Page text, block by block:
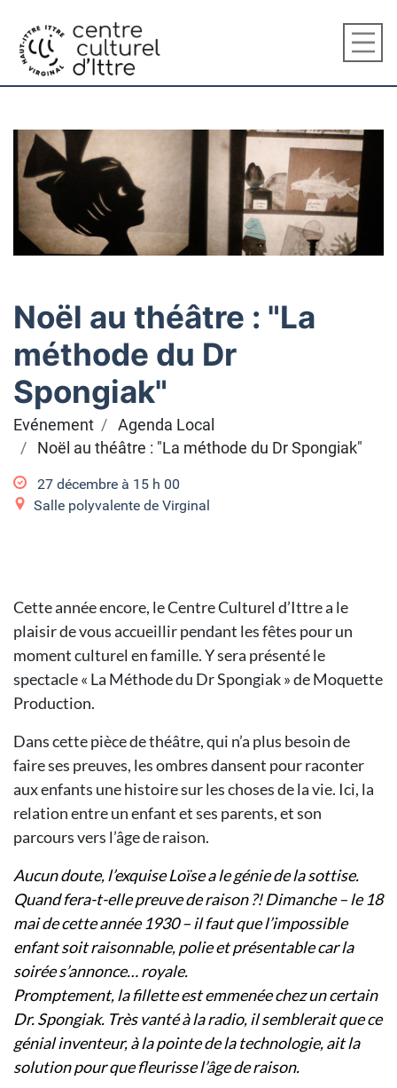
Noël au théâtre : "La
méthode du Dr
Spongiak"
Evénement
Agenda Local
Noël au théâtre : "La méthode du Dr Spongiak"
27 décembre à 15 h 00
Salle polyvalente de Virginal
Cette année encore, le Centre Culturel d’Ittre a le
plaisir de vous accueillir pendant les fêtes pour un
moment culturel en famille. Y sera présenté le
spectacle « La Méthode du Dr Spongiak » de Moquette
Production.
Dans cette pièce de théâtre, qui n’a plus besoin de
faire ses preuves, les ombres dansent pour raconter
aux enfants une histoire sur les choses de la vie. Ici, la
relation entre un enfant et ses parents, et son
parcours vers l’âge de raison.
Aucun doute, l’exquise Loïse a le génie de la sottise.
Quand fera-t-elle preuve de raison ?! Dimanche – le 18
mai de cette année 1930 – il faut que l’impossible
enfant soit raisonnable, polie et présentable car la
soirée s’annonce… royale.
Promptement, la fillette est emmenée chez un certain
Dr. Spongiak. Très vanté à la radio, il semblerait que ce
génial inventeur, à la pointe de la technologie, ait la
solution pour que fleurisse l’âge de raison.